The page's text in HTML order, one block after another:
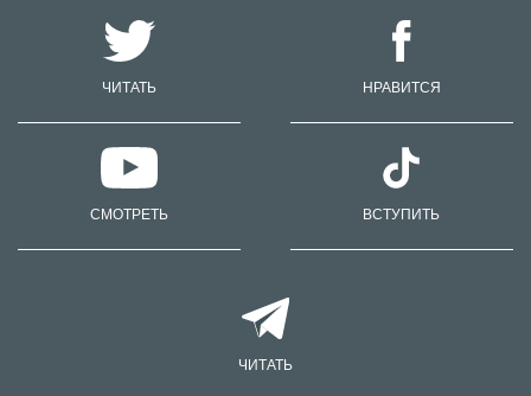
ЧИТАТЬ НРАВИТСЯ
СМОТРЕТЬ ВСТУПИТЬ
ЧИТАТЬ